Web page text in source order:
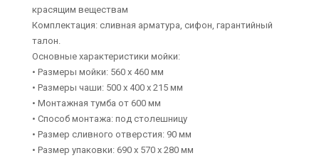
красящим веществам
Комплектация: сливная арматура, сифон, гарантийный
талон.
Основные характеристики мойки:
• Размеры мойки: 560 x 460 мм
• Размеры чаши: 500 x 400 х 215 мм
• Монтажная тумба от 600 мм
• Способ монтажа: под столешницу
• Размер сливного отверстия: 90 мм
• Размер упаковки: 690 х 570 х 280 мм